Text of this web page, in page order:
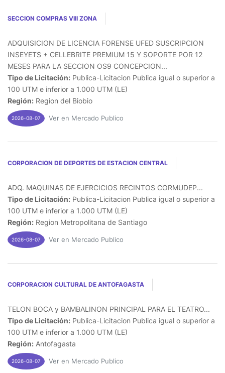
SECCION COMPRAS VIII ZONA
ADQUISICION DE LICENCIA FORENSE UFED SUSCRIPCION
INSEYETS + CELLEBRITE PREMIUM 15 Y SOPORTE POR 12
MESES PARA LA SECCION OS9 CONCEPCION...
Tipo de Licitación: Publica-Licitacion Publica igual o superior a
100 UTM e inferior a 1.000 UTM (LE)
Región: Region del Biobio
2026-08-07 Ver en Mercado Publico
CORPORACION DE DEPORTES DE ESTACION CENTRAL
ADQ. MAQUINAS DE EJERCICIOS RECINTOS CORMUDEP...
Tipo de Licitación: Publica-Licitacion Publica igual o superior a
100 UTM e inferior a 1.000 UTM (LE)
Región: Region Metropolitana de Santiago
2026-08-07 Ver en Mercado Publico
CORPORACION CULTURAL DE ANTOFAGASTA
TELON BOCA y BAMBALINON PRINCIPAL PARA EL TEATRO...
Tipo de Licitación: Publica-Licitacion Publica igual o superior a
100 UTM e inferior a 1.000 UTM (LE)
Región: Antofagasta
2026-08-07 Ver en Mercado Publico